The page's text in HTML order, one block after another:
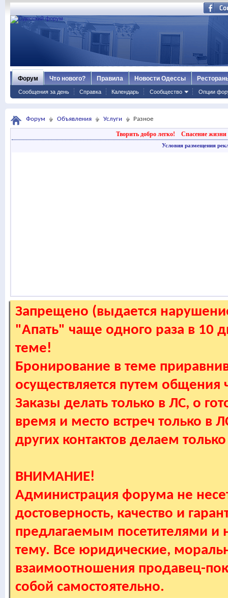
Форум
Сообщения за день Справка Календарь Сообщество Опции
Что нового? Правила Новости Одессы
Форум Объявления Услуги Разное
Творить добро легко! Спасение жизни
Условия размещения
Запрещено (выдается
"Апать" чаще одного раза в 10
теме!
Бронирование в теме
осуществляется путем
Заказы делать только в ЛС, о
время и место встреч только в
других контактов делаем
ВНИМАНИЕ!
Администрация форума не
достоверность, качество и
предлагаемым посетителями и
тему. Все юридические,
взаимоотношения продавец-
собой самостоятельно.